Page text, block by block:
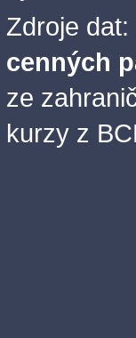
Zdroje dat:
cenných
ze
kurzy z